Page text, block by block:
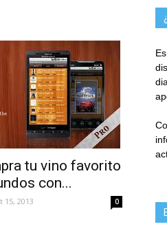
tu vino favorito
con...
15, 2013 0